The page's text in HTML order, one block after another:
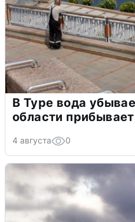
В Туре вода
области прибывает
4 августа 0